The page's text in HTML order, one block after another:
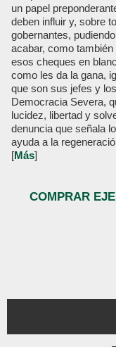
un papel
deben influir y, sobre
gobernantes,
acabar, como
esos cheques en
como les da la gana,
que son sus jefes y
Democracia Severa,
lucidez, libertad y
denuncia que señala
ayuda a la
[Más]
COMPRAR